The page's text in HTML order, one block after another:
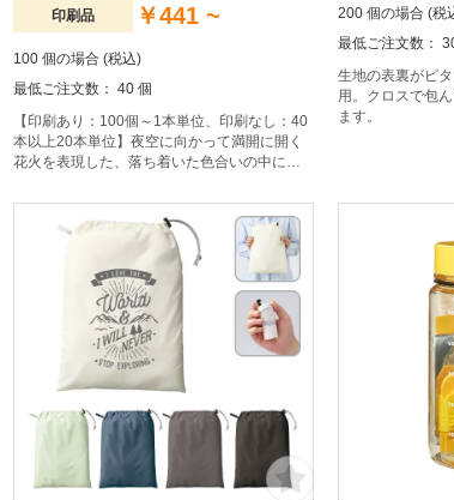
印刷品 ￥441 ~
100 個の場合 (税込)
最低ご注文数： 40 個
【印刷あり：100個～1本単位、印刷なし：40
本以上20本単位】夜空に向かって満開に開く
花火を表現した、落ち着いた色合いの中にも
200 個の場合 (税
最低ご注文数：
生地の表裏がピ
用。クロスで包
ます。